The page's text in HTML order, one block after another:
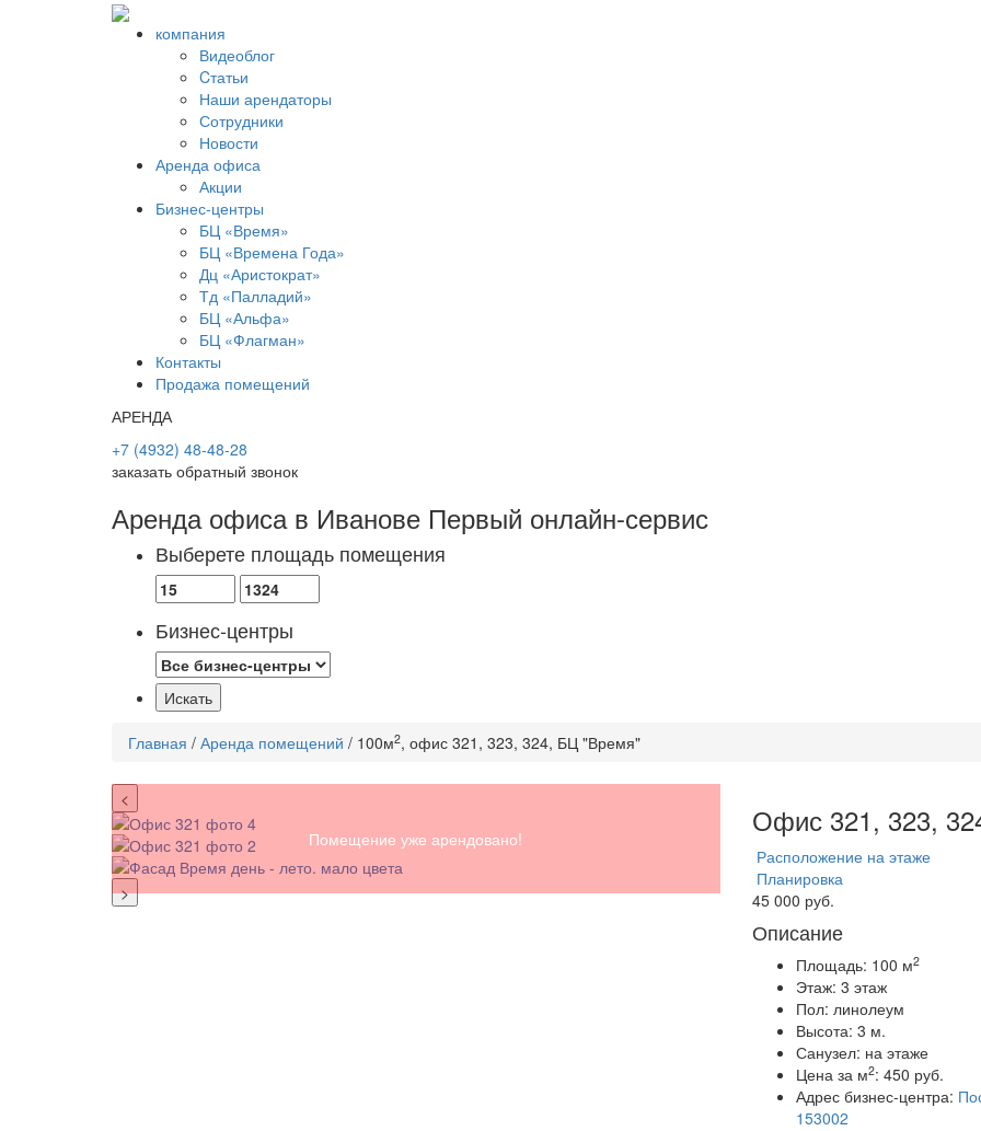
компания
Видеоблог
Cтатьи
Наши арендаторы
Сотрудники
Новости
Аренда офиса
Акции
Бизнес-центры
БЦ «Время»
БЦ «Времена Года»
Дц «Аристократ»
Тд «Палладий»
БЦ «Альфа»
БЦ «Флагман»
Контакты
Продажа помещений
АРЕНДА
+7 (4932) 48-48-28
заказать обратный звонок
Аренда офиса в Иванове Первый онлайн-сервис
Выберете площадь помещения
Бизнес-центры
Главная / Аренда помещений / 100м2, офис 321, 323, 324, БЦ "Время"
Помещение уже арендовано!
<
>
Офис 321, 323,
Расположение на этаже
Планировка
45 000 руб.
Описание
Площадь: 100 м2
Этаж: 3 этаж
Пол: линолеум
Высота: 3 м.
Санузел: на этаже
Цена за м2: 450 руб.
Адрес бизнес-центра:
153002